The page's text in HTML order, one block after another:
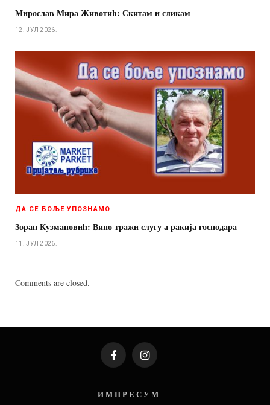
Мирослав Мира Животић: Скитам и сликам
12. ЈУЛ 2026.
ДА СЕ БОЉЕ УПОЗНАМО
Зоран Кузмановић: Вино тражи слугу а ракија господара
11. ЈУЛ 2026.
Comments are closed.
FacebookInstagram
И М П Р Е С У М